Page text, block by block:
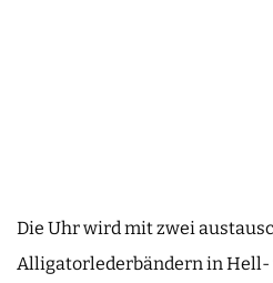
Die Uhr wird mit zwei
Alligatorlederbändern in Hell-